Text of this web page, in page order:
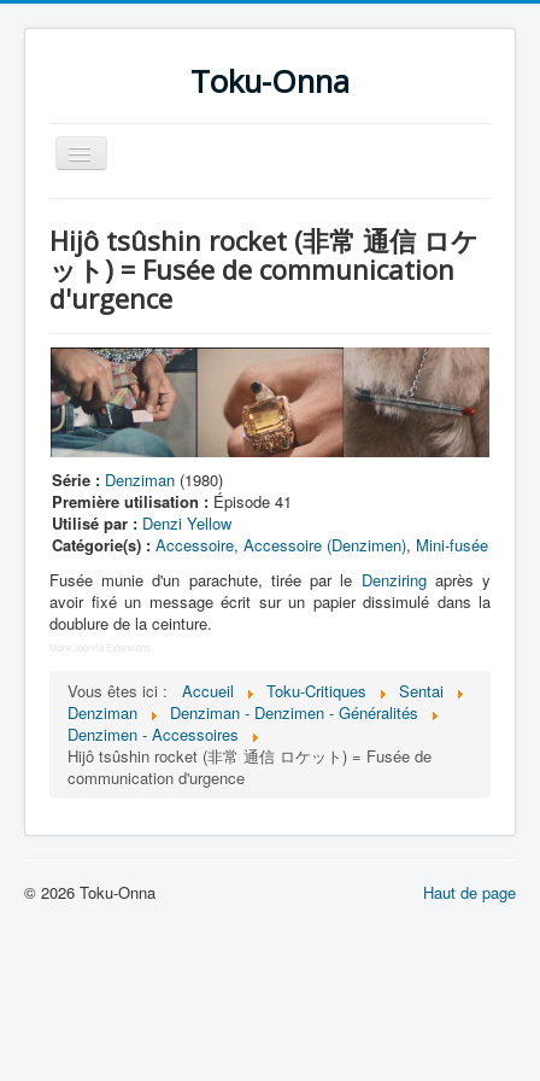
Toku-Onna
Basculer
la
Toku-Actrices
Toku-Critiques
Films
COSAA
Dessins
Artiste Asperger
Lexique
Denshi sentai Denziman (電子 戦
隊 デンジマン) = Escadron
électronique Denziman
Série
Personnages
Mechas
Hijô tsûshin rocket (非常 通信 ロケ
ット) = Fusée de communication
d'urgence
Série : Denziman (1980)
Première utilisation : Épisode 41
Utilisé par : Denzi Yellow
Catégorie(s) : Accessoire, Accessoire (Denzimen), Mini-fusée
Fusée munie d'un parachute, tirée par le Denziringaprès y
avoir fixé un message écrit sur un papier dissimulé dans la
doublure de la ceinture.
More Joomla Extensions
Vous êtes ici : Accueil Toku-Critiques
Sentai
Denziman
Denziman - Denzimen - Généralités
Denzimen - Accessoires
Hijô tsûshin rocket (非常 通信 ロケット) = Fusée de
communication d'urgence
Haut de page
© 2026 Toku-Onna